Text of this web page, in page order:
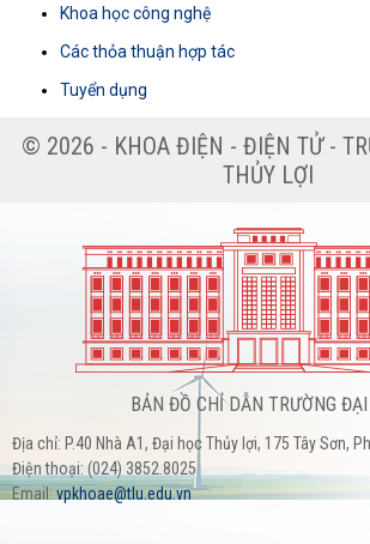
Khoa học công nghệ
Các thỏa thuận hợp tác
Tuyển dụng
© 2026 - KHOA ĐIỆN - ĐIỆN TỬ - TRƯỜNG ĐẠI HỌC
THỦY LỢI
BẢN ĐỒ CHỈ DẪN TRƯỜNG
Địa chỉ: P.40 Nhà A1, Đại học Thủy lợi, 175 Tây Sơn,
Điện thoại: (024) 3852.8025
Email:vpkhoae@tlu.edu.vn